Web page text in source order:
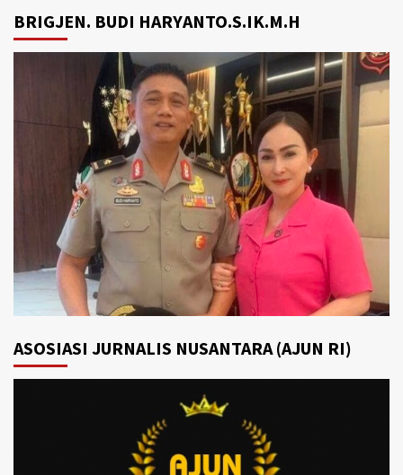
BRIGJEN. BUDI HARYANTO.S.IK.M.H
ASOSIASI JURNALIS NUSANTARA (AJUN RI)